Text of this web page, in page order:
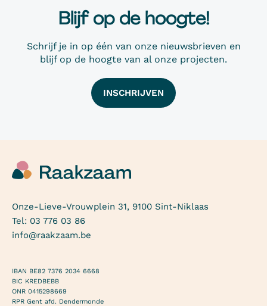
Blijf op de hoogte!
Schrijf je in op één van onze nieuwsbrieven en
blijf op de hoogte van al onze projecten.
INSCHRIJVEN
Onze-Lieve-Vrouwplein 31, 9100 Sint-Niklaas
Tel: 03 776 03 86
info@raakzaam.be
IBAN BE82 7376 2034 6668
BIC KREDBEBB
ONR 0415298669
RPR Gent afd. Dendermonde